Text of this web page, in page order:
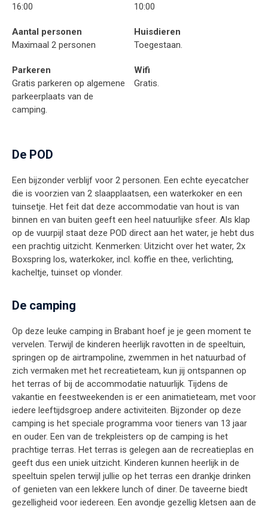
16:00
10:00
Aantal personen
Maximaal 2 personen
Huisdieren
Toegestaan.
Parkeren
Gratis parkeren op algemene
parkeerplaats van de
camping.
Wifi
Gratis.
De POD
Een bijzonder verblijf voor 2 personen. Een echte eyecatcher
die is voorzien van 2 slaapplaatsen, een waterkoker en een
tuinsetje. Het feit dat deze accommodatie van hout is van
binnen en van buiten geeft een heel natuurlijke sfeer. Als klap
op de vuurpijl staat deze POD direct aan het water, je hebt dus
een prachtig uitzicht. Kenmerken: Uitzicht over het water, 2x
Boxspring los, waterkoker, incl. koffie en thee, verlichting,
kacheltje, tuinset op vlonder.
De camping
Op deze leuke camping in Brabant hoef je je geen moment te
vervelen. Terwijl de kinderen heerlijk ravotten in de speeltuin,
springen op de airtrampoline, zwemmen in het natuurbad of
zich vermaken met het recreatieteam, kun jij ontspannen op
het terras of bij de accommodatie natuurlijk. Tijdens de
vakantie en feestweekenden is er een animatieteam, met voor
iedere leeftijdsgroep andere activiteiten. Bijzonder op deze
camping is het speciale programma voor tieners van 13 jaar
en ouder. Een van de trekpleisters op de camping is het
prachtige terras. Het terras is gelegen aan de recreatieplas en
geeft dus een uniek uitzicht. Kinderen kunnen heerlijk in de
speeltuin spelen terwijl jullie op het terras een drankje drinken
of genieten van een lekkere lunch of diner. De taveerne biedt
gezelligheid voor iedereen. Een avondje gezellig kletsen aan de